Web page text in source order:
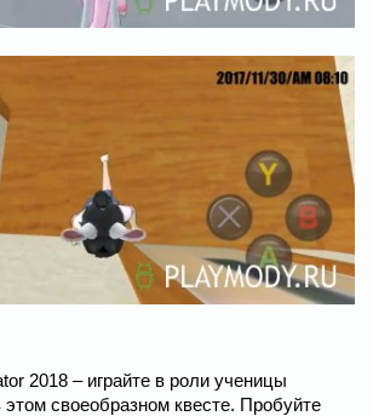
2018 – играйте в роли ученицы
своеобразном квесте. Пробуйте